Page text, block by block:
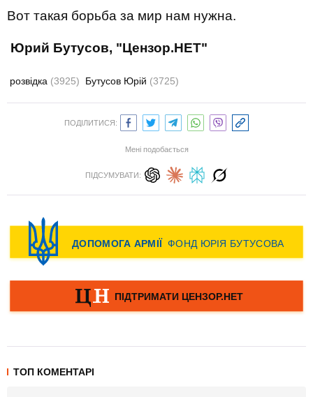
Вот такая борьба за мир нам нужна.
Юрий Бутусов, "Цензор.НЕТ"
розвідка (3925) Бутусов Юрій (3725)
ПОДІЛИТИСЯ:
Мені подобається
ПІДСУМУВАТИ:
ТОП КОМЕНТАРІ